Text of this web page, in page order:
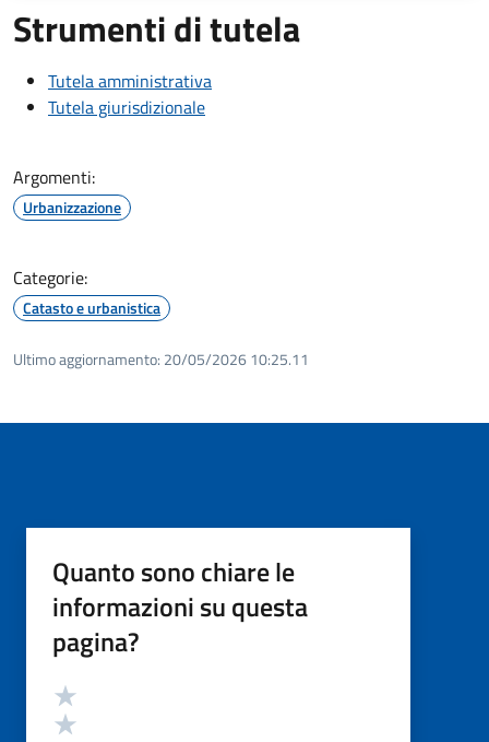
Strumenti di tutela
Tutela amministrativa
Tutela giurisdizionale
Argomenti:
Urbanizzazione
Categorie:
Catasto e urbanistica
Ultimo aggiornamento: 20/05/2026 10:25.11
Quanto sono chiare le
informazioni su questa
pagina?
Valutazione